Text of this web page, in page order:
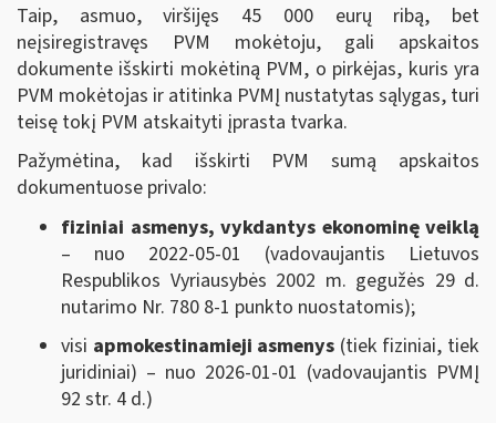
Taip, asmuo, viršijęs 45 000 eurų ribą, bet
neįsiregistravęs PVM mokėtoju, gali apskaitos
dokumente išskirti mokėtiną PVM, o pirkėjas, kuris yra
PVM mokėtojas ir atitinka PVMĮ nustatytas sąlygas, turi
teisę tokį PVM atskaityti įprasta tvarka.
Pažymėtina, kad išskirti PVM sumą apskaitos
dokumentuose privalo:
fiziniai asmenys, vykdantys ekonominę veiklą
– nuo 2022-05-01 (vadovaujantis Lietuvos
Respublikos Vyriausybės 2002 m. gegužės 29 d.
nutarimo Nr. 780 8-1 punkto nuostatomis);
visi apmokestinamieji asmenys (tiek fiziniai, tiek
juridiniai) – nuo 2026-01-01 (vadovaujantis PVMĮ
92 str. 4 d.)